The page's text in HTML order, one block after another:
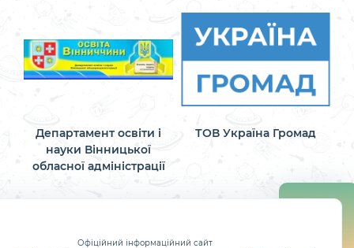
Департамент освіти і
науки Вінницької
обласної адміністрації
ТОВ Україна Громад
Офіційний інформаційний сайт